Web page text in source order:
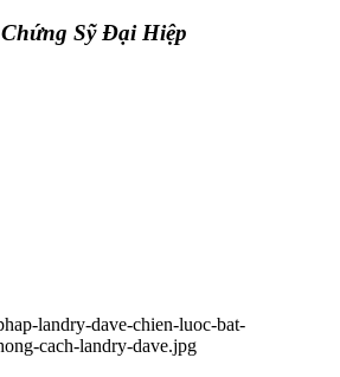
Chứng Sỹ Đại Hiệp